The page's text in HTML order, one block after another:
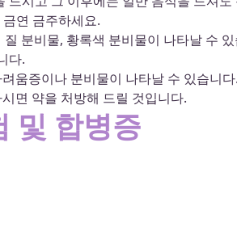
연 금주하세요.
분비물, 황록색 분비물이 나타날 수
다.
움증이나 분비물이 나타날 수 있습니
면 약을 처방해 드릴 것입니다.
및 합병증